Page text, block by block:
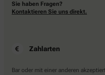
Sie haben Fragen?
Kontaktieren Sie uns direkt.
Zahlarten
Bar oder mit einer anderen